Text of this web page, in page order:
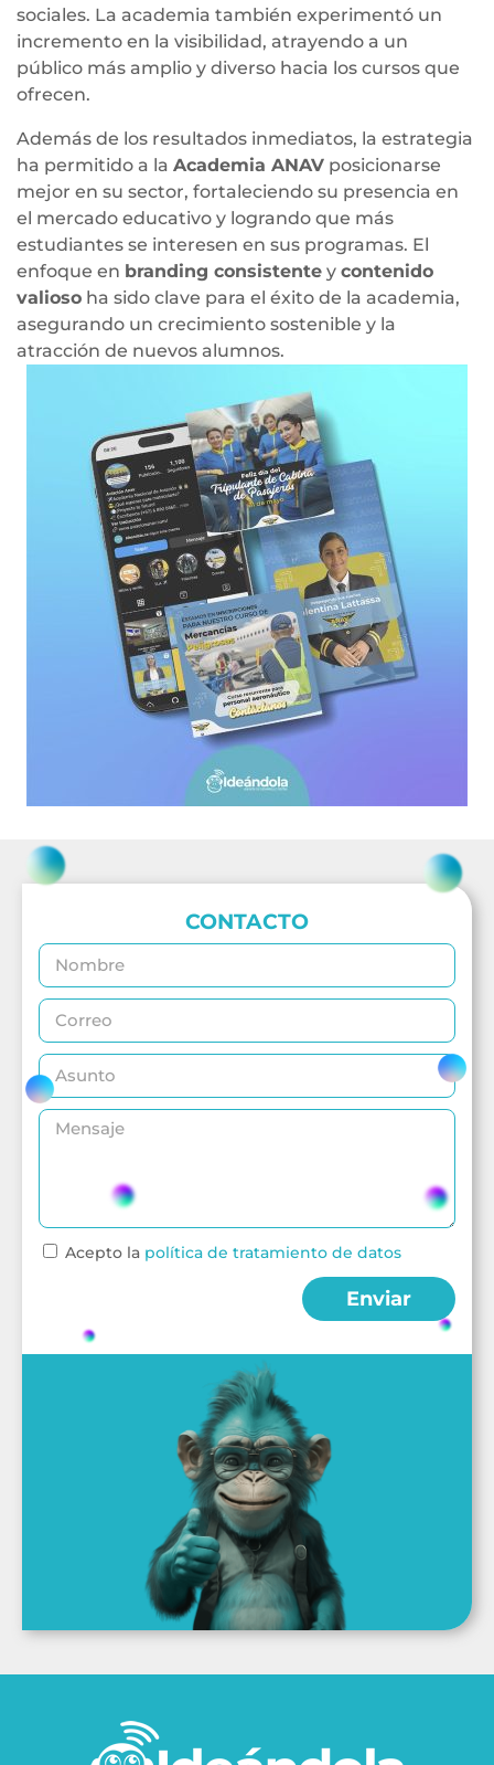
sociales. La academia también experimentó un
incremento en la visibilidad, atrayendo a un
público más amplio y diverso hacia los cursos que
ofrecen.
Además de los resultados inmediatos, la estrategia
ha permitido a la Academia ANAV posicionarse
mejor en su sector, fortaleciendo su presencia en
el mercado educativo y logrando que más
estudiantes se interesen en sus programas. El
enfoque en branding consistente y contenido
valioso ha sido clave para el éxito de la academia,
asegurando un crecimiento sostenible y la
atracción de nuevos alumnos.
CONTACTO
Acepto la política de tratamiento de datos
Enviar